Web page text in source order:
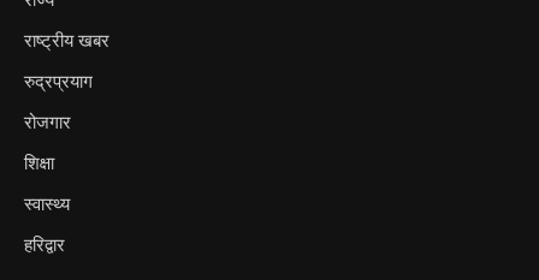
राष्ट्रीय खबर
रुद्रप्रयाग
रोजगार
शिक्षा
स्वास्थ्य
हरिद्वार